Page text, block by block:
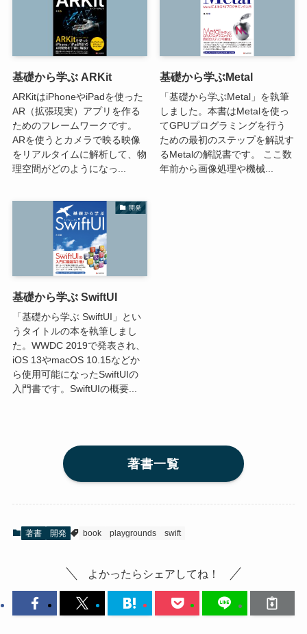
基礎から学ぶ ARKit
ARKitはiPhoneやiPadを使った
AR（拡張現実）アプリを作る
ためのフレームワークです。
ARを使うとカメラで映る映像
をリアルタイムに解析して、物
理空間がどのようになっ...
基礎から学ぶMetal
「基礎から学ぶMetal」を執筆
しました。本書はMetalを使っ
てGPUプログラミングを行う
ための最初のステップを解説す
るMetalの解説書です。 ここ数
年前から画像処理や機械...
開発
基礎から学ぶ SwiftUI
「基礎から学ぶ SwiftUI」とい
うタイトルの本を執筆しまし
た。WWDC 2019で発表され、
iOS 13やmacOS 10.15などか
ら使用可能になったSwiftUIの
入門書です。SwiftUIの概要...
著書一覧
著書 開発 book playgrounds swift
よかったらシェアしてね！